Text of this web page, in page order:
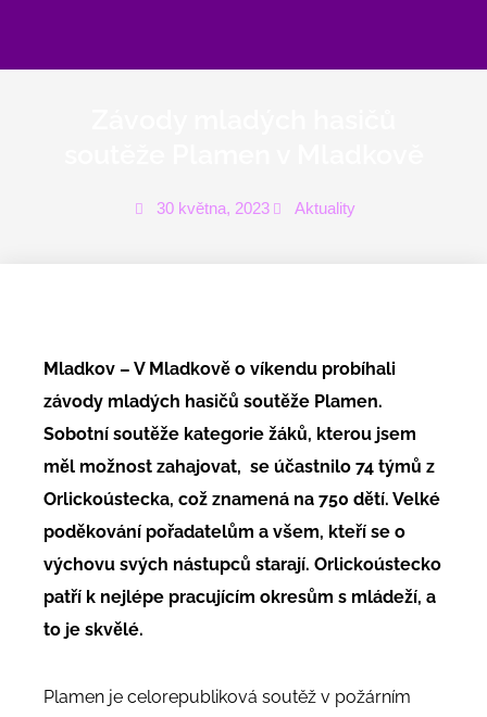
30 května, 2023 Aktuality
Mladkov – V Mladkově o víkendu probíhali
závody mladých hasičů soutěže Plamen.
Sobotní soutěže kategorie žáků, kterou jsem
měl možnost zahajovat, se účastnilo 74 týmů z
Orlickoústecka, což znamená na 750 dětí. Velké
poděkování pořadatelům a všem, kteří se o
výchovu svých nástupců starají. Orlickoústecko
patří k nejlépe pracujícím okresům s mládeží, a
to je skvělé.
Plamen je celorepubliková soutěž v požárním